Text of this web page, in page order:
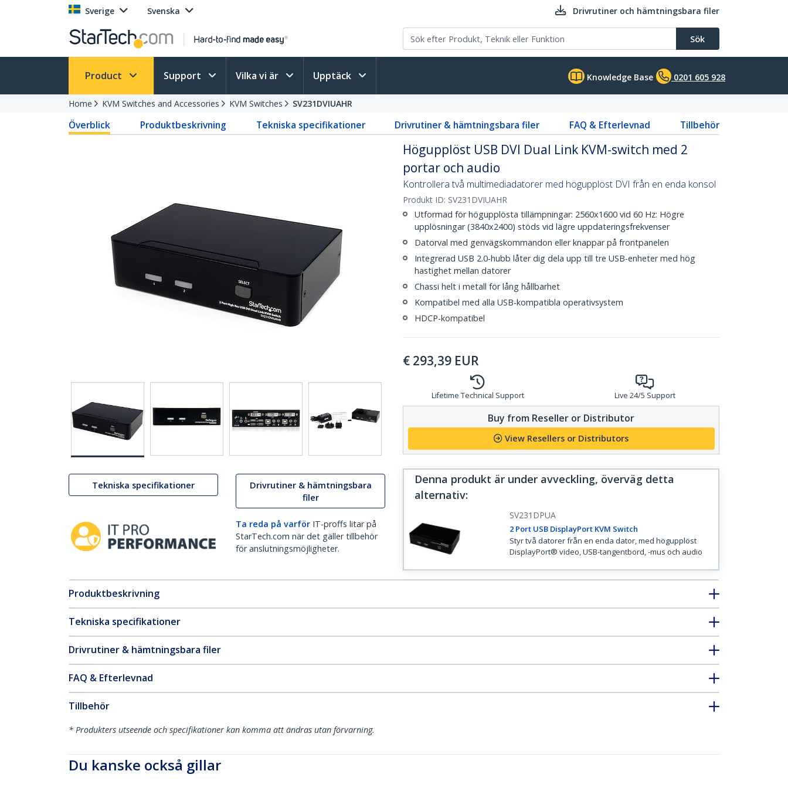
Sverige Svenska Drivrutiner och hämtningsbara filer
Sök
Product Support Vilka vi är Upptäck Knowledge Base 0201 605 928
Home KVM Switches and Accessories KVM Switches SV231DVIUAHR
Överblick Produktbeskrivning Tekniska specifikationer Drivrutiner & hämtningsbara filer FAQ & Efterlevnad Tillbehör
Tekniska specifikationer
Drivrutiner & hämtningsbara
filer
Ta reda på varför IT-proffs litar på
StarTech.com när det gäller tillbehör
för anslutningsmöjligheter.
Högupplöst USB DVI Dual Link KVM-switch med 2
portar och audio
Kontrollera två multimediadatorer med högupplöst DVI från en enda konsol
Produkt ID: SV231DVIUAHR
Utformad för högupplösta tillämpningar: 2560x1600 vid 60 Hz: Högre
upplösningar (3840x2400) stöds vid lägre uppdateringsfrekvenser
Datorval med genvägskommandon eller knappar på frontpanelen
Integrerad USB 2.0-hubb låter dig dela upp till tre USB-enheter med hög
hastighet mellan datorer
Chassi helt i metall för lång hållbarhet
Kompatibel med alla USB-kompatibla operativsystem
HDCP-kompatibel
€ 293,39 EUR
Lifetime Technical Support Live 24/5 Support
Buy from Reseller or Distributor
View Resellers or Distributors
Denna produkt är under avveckling, överväg detta
alternativ:
SV231DPUA
2 Port USB DisplayPort KVM Switch
Styr två datorer från en enda dator, med högupplöst
DisplayPort® video, USB-tangentbord, -mus och audio
Produktbeskrivning
Tekniska specifikationer
Drivrutiner & hämtningsbara filer
FAQ & Efterlevnad
Tillbehör
* Produkters utseende och specifikationer kan komma att ändras utan förvarning.
Du kanske också gillar